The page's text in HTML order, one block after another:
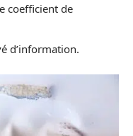
coefficient de
d’information.